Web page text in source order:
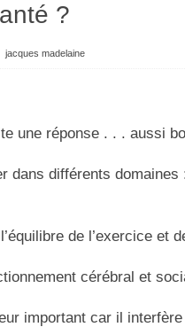
?
jacques madelaine
une réponse . . . aussi
dans différents
de l’exercice et
cérébral et
important car il